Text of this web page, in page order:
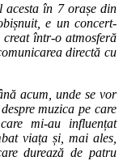
acesta în 7 orașe din
e un concert-
într-o atmosferă
directă cu
acum, unde se vor
muzica pe care
mi-au influențat
viața și, mai ales,
durează de patru